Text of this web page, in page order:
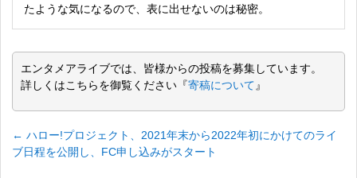
たような気になるので、表に出せないのは秘密。
エンタメアライブでは、皆様からの投稿を募集しています。
詳しくはこちらを御覧ください『寄稿について』
← ハロー!プロジェクト、2021年末から2022年初にかけてのライ
ブ日程を公開し、FC申し込みがスタート